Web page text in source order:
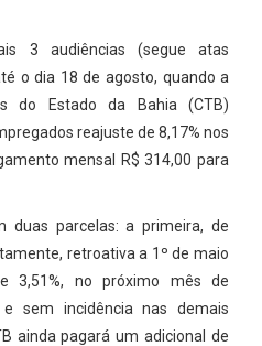
3 audiências (segue atas
o dia 18 de agosto, quando a
do Estado da Bahia (CTB)
reajuste de 8,17% nos
mensal R$ 314,00 para
duas parcelas: a primeira, de
retroativa a 1º de maio
3,51%, no próximo mês de
sem incidência nas demais
ainda pagará um adicional de